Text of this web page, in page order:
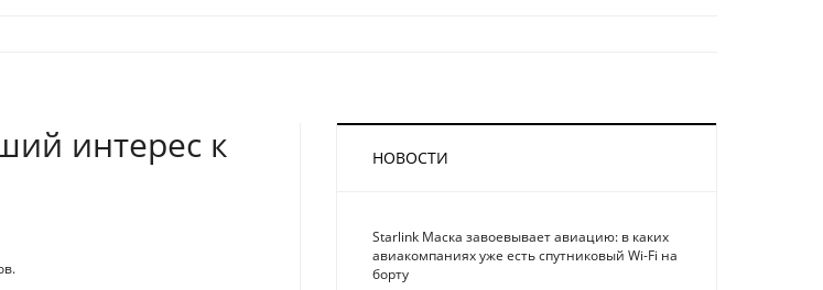
интерес к
НОВОСТИ
Starlink Маска завоевывает авиацию: в каких
авиакомпаниях уже есть спутниковый Wi-Fi на
борту